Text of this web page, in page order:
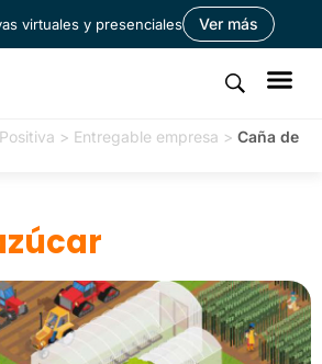
virtuales y presenciales Ver más
> Entregable empresa > Caña de